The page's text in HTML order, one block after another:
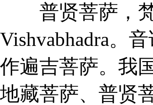
普贤菩萨，梵
Vishvabhadra。
作遍吉菩萨。我
地藏菩萨、普贤